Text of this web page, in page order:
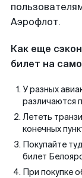
Аэрофлот.
Как еще
билет на
У разных
различаются
Лететь
конечных
Покупайте
билет
При покупке